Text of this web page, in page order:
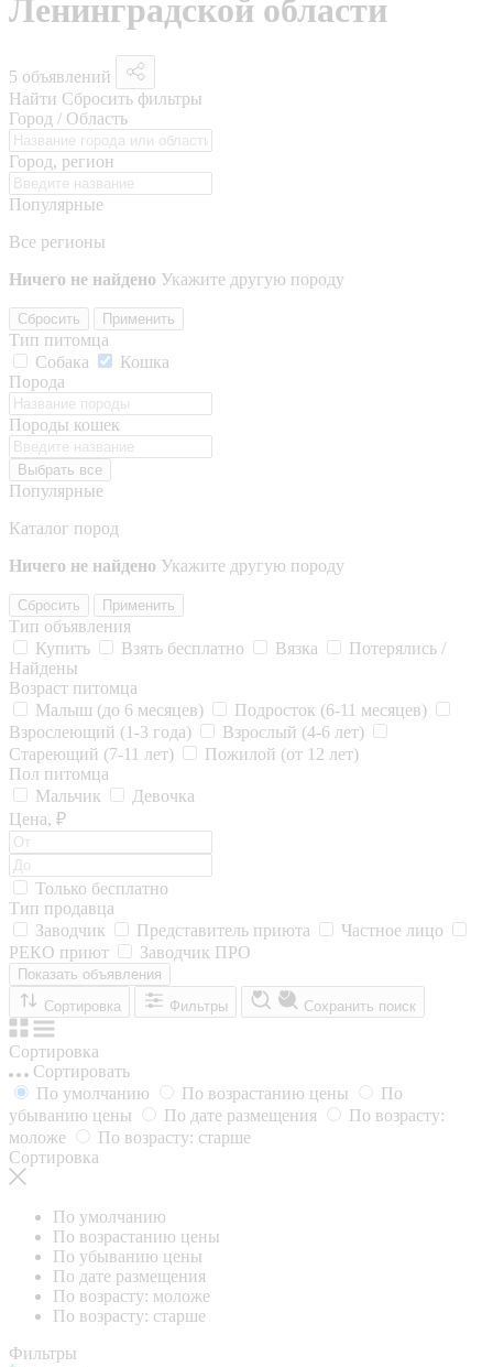
Ленинградской области
5 объявлений
Найти Сбросить фильтры
Город / Область
Город, регион
Популярные
Все регионы
Ничего не найдено Укажите другую породу
Сбросить Применить
Тип питомца
Собака
Кошка
Порода
Породы кошек
Выбрать все
Популярные
Каталог пород
Ничего не найдено Укажите другую породу
Сбросить Применить
Тип объявления
Купить
Взять бесплатно Вязка
Потерялись /
Найдены
Возраст питомца
Малыш (до 6 месяцев)
Подросток (6-11 месяцев)
Взрослеющий (1-3 года)
Взрослый (4-6 лет)
Стареющий (7-11 лет)
Пожилой (от 12 лет)
Пол питомца
Мальчик
Девочка
Цена, ₽
Только бесплатно
Тип продавца
Заводчик
Представитель приюта
Частное лицо
РЕКО приют
Заводчик ПРО
Показать объявления
Сортировка
Фильтры Сохранить поиск
Сортировка
Сортировать
По умолчанию
По возрастанию цены
По
убыванию цены
По дате размещения
По возрасту:
моложе
По возрасту: старше
Сортировка
По умолчанию
По возрастанию цены
По убыванию цены
По дате размещения
По возрасту: моложе
По возрасту: старше
Фильтры